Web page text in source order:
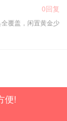
0回复
覆盖，闲置黄金少
便!